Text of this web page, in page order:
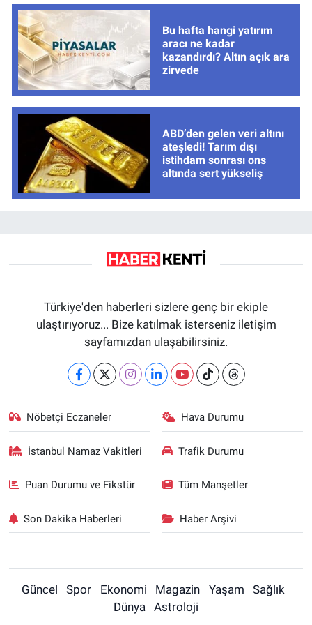
Bu hafta hangi yatırım
aracı ne kadar
kazandırdı? Altın açık ara
zirvede
ABD’den gelen veri altını
ateşledi! Tarım dışı
istihdam sonrası ons
altında sert yükseliş
Türkiye'den haberleri sizlere genç bir ekiple
ulaştırıyoruz... Bize katılmak isterseniz iletişim
sayfamızdan ulaşabilirsiniz.
Nöbetçi Eczaneler Hava Durumu
İstanbul Namaz Vakitleri Trafik Durumu
Puan Durumu ve Fikstür Tüm Manşetler
Son Dakika Haberleri Haber Arşivi
Güncel Spor Ekonomi Magazin Yaşam
Sağlık
Dünya
Astroloji